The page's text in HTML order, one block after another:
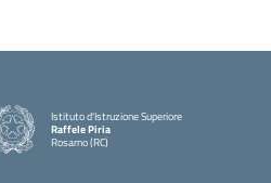
Istituto d'Istruzione Superiore
Raffele Piria
Rosarno (RC)